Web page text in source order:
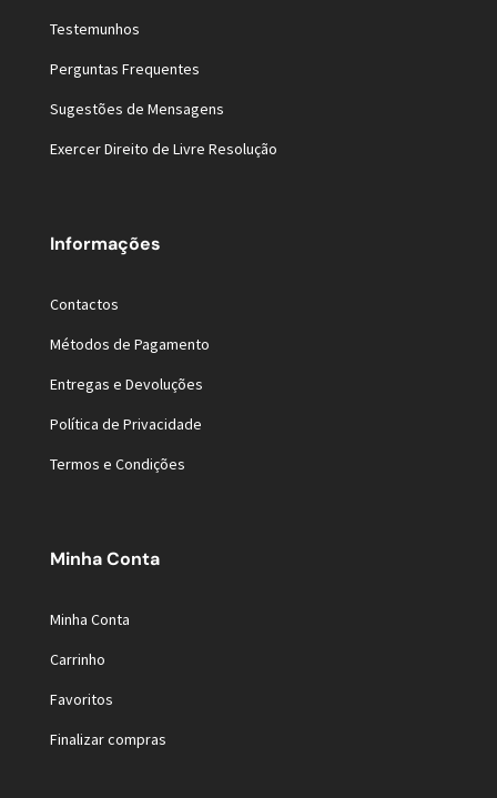
Testemunhos
Perguntas Frequentes
Sugestões de Mensagens
Exercer Direito de Livre Resolução
Informações
Contactos
Métodos de Pagamento
Entregas e Devoluções
Política de Privacidade
Termos e Condições
Minha Conta
Minha Conta
Carrinho
Favoritos
Finalizar compras